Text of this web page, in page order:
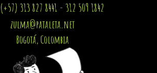
(+57) 313 827 8441 - 312 509 1842
zulma@pataleta.net
Bogotá, Colombia